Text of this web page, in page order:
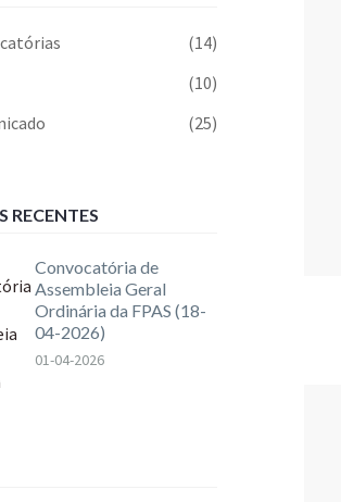
(14)
(10)
(25)
RECENTES
Convocatória de
Assembleia Geral
Ordinária da FPAS (18-
04-2026)
01-04-2026